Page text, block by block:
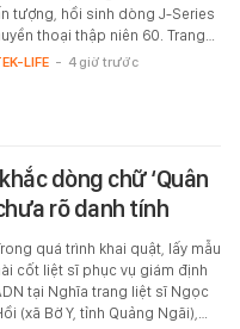
tượng, hồi sinh dòng J-Series
thoại thập niên 60. Trang…
LIFE - 4 giờ trước
dòng chữ ‘Quân
rõ danh tính
quá trình khai quật, lấy mẫu
cốt liệt sĩ phục vụ giám định
tại Nghĩa trang liệt sĩ Ngọc
(xã Bờ Y, tỉnh Quảng Ngãi),…